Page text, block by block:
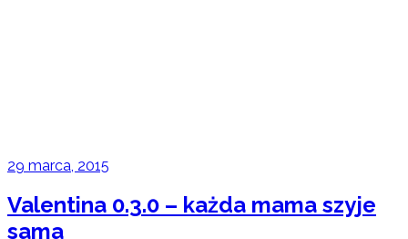
29 marca, 2015
Valentina 0.3.0 – każda mama szyje
sama